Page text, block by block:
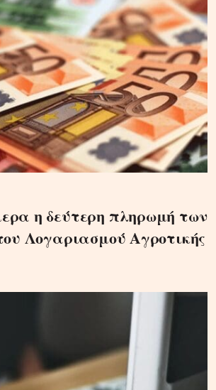
η δεύτερη πληρωμή των
Λογαριασμού Αγροτικής